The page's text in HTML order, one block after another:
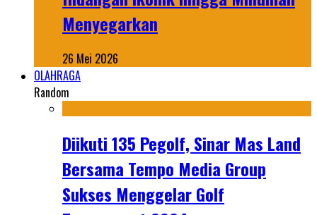
Menyegarkan
26 Mei 2026
OLAHRAGA
Random
Diikuti 135 Pegolf, Sinar Mas Land
Bersama Tempo Media Group
Sukses Menggelar Golf